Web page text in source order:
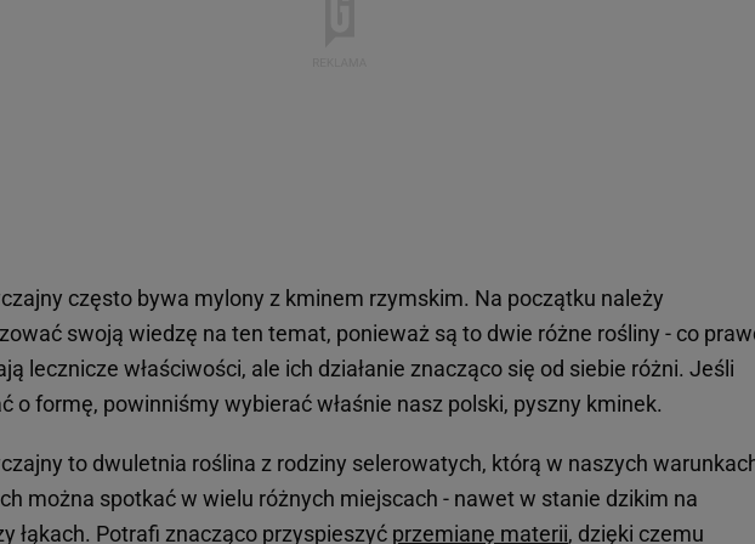
często bywa mylony z kminem rzymskim. Na początku należy
swoją wiedzę na ten temat, ponieważ są to dwie różne rośliny - co
lecznicze właściwości, ale ich działanie znacząco się od siebie różni. Jeśli
o formę, powinniśmy wybierać właśnie nasz polski, pyszny kminek.
to dwuletnia roślina z rodziny selerowatych, którą w naszych
można spotkać w wielu różnych miejscach - nawet w stanie dzikim na
łąkach. Potrafi znacząco przyspieszyć przemianę materii, dzięki czemu